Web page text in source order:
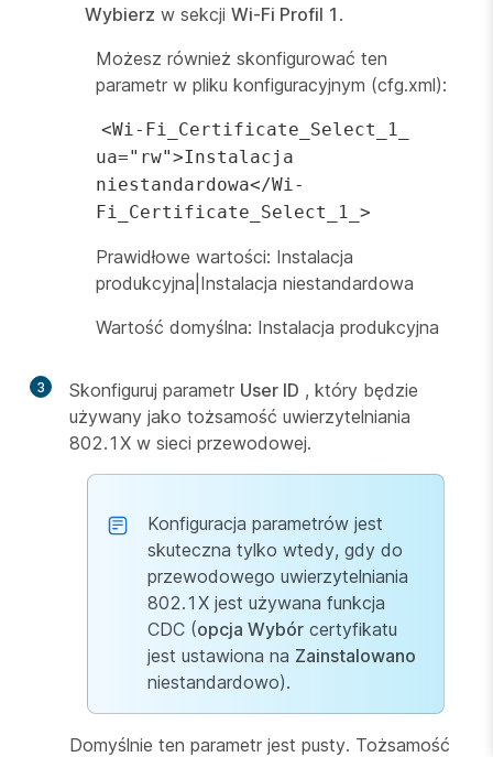
Wybierz w sekcji Wi-Fi Profil 1 .
Możesz również skonfigurować ten
parametr w pliku konfiguracyjnym (cfg.xml):
<Wi-Fi_Certificate_Select_1_
ua="rw">Instalacja
niestandardowa</Wi-
Fi_Certificate_Select_1_>
Prawidłowe wartości: Instalacja
produkcyjna|Instalacja niestandardowa
Wartość domyślna: Instalacja produkcyjna
3 Skonfiguruj parametr User ID , który będzie
używany jako tożsamość uwierzytelniania
802.1X w sieci przewodowej.
Konfiguracja parametrów jest
skuteczna tylko wtedy, gdy do
przewodowego uwierzytelniania
802.1X jest używana funkcja
CDC (opcja Wybór certyfikatu
jest ustawiona na Zainstalowano
niestandardowo).
Domyślnie ten parametr jest pusty. Tożsamość